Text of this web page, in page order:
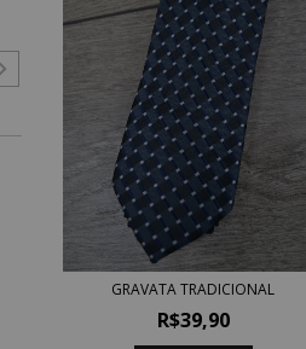
GRAVATA TRADICIONAL
R$39,90